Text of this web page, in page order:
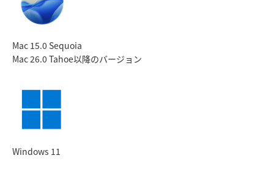
Mac 15.0 Sequoia
Mac 26.0 Tahoe以降のバージョン
Windows 11